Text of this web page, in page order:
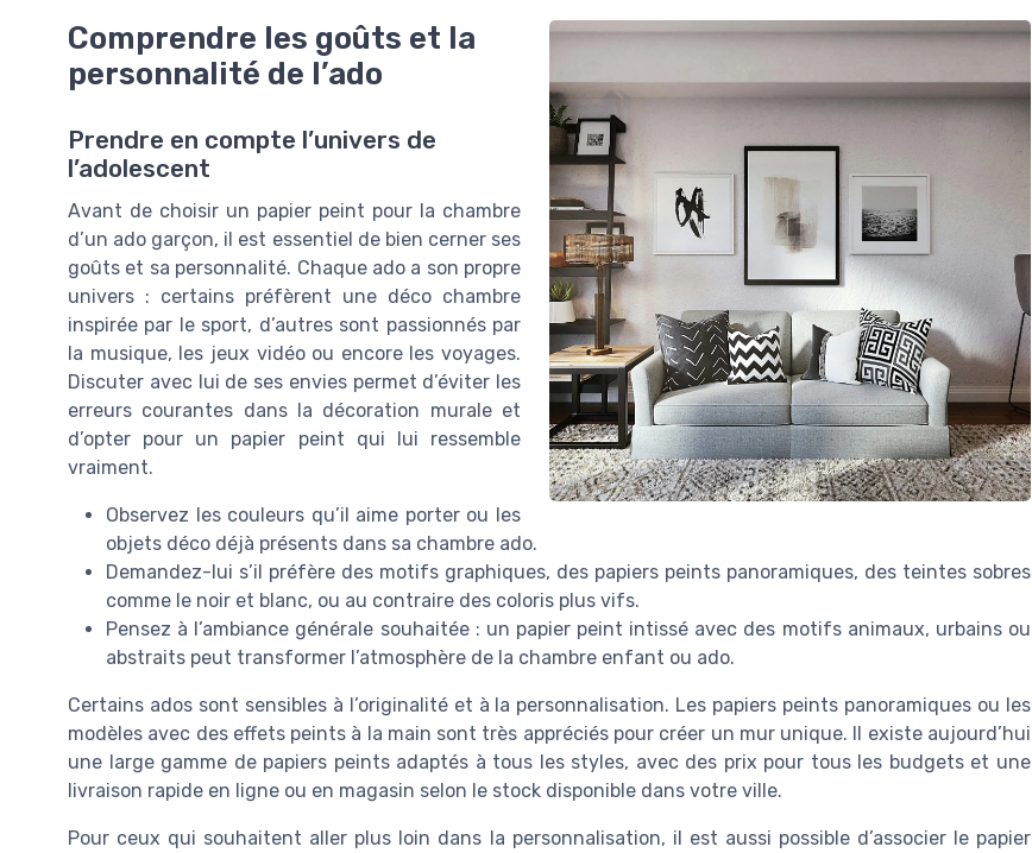
Comprendre les goûts et la
personnalité de l’ado
Prendre en compte l’univers de
l’adolescent
Avant de choisir un papier peint pour la chambre
d’un ado garçon, il est essentiel de bien cerner ses
goûts et sa personnalité. Chaque ado a son propre
univers : certains préfèrent une déco chambre
inspirée par le sport, d’autres sont passionnés par
la musique, les jeux vidéo ou encore les voyages.
Discuter avec lui de ses envies permet d’éviter les
erreurs courantes dans la décoration murale et
d’opter pour un papier peint qui lui ressemble
vraiment.
Observez les couleurs qu’il aime porter ou les
objets déco déjà présents dans sa chambre ado.
Demandez-lui s’il préfère des motifs graphiques, des papiers peints panoramiques, des teintes sobres
comme le noir et blanc, ou au contraire des coloris plus vifs.
Pensez à l’ambiance générale souhaitée : un papier peint intissé avec des motifs animaux, urbains ou
abstraits peut transformer l’atmosphère de la chambre enfant ou ado.
Certains ados sont sensibles à l’originalité et à la personnalisation. Les papiers peints panoramiques ou les
modèles avec des effets peints à la main sont très appréciés pour créer un mur unique. Il existe aujourd’hui
une large gamme de papiers peints adaptés à tous les styles, avec des prix pour tous les budgets et une
livraison rapide en ligne ou en magasin selon le stock disponible dans votre ville.
Pour ceux qui souhaitent aller plus loin dans la personnalisation, il est aussi possible d’associer le papier